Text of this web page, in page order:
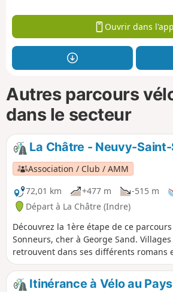
Ouvrir dans l'app
Autres parcours
dans le secteur
La Châtre - Neuvy-
Association / Club / AMM
72,01 km
+477 m -515 m
Départ à La Châtre (Indre)
Découvrez la 1ère étape de ce
Sonneurs, cher à George Sand.
retrouvent dans ses différents romans
diable, Le meunier d'Angibault,
François le Champi et La petite Fadette.
Sonneurs forment la trame principale
Itinérance à Vélo au